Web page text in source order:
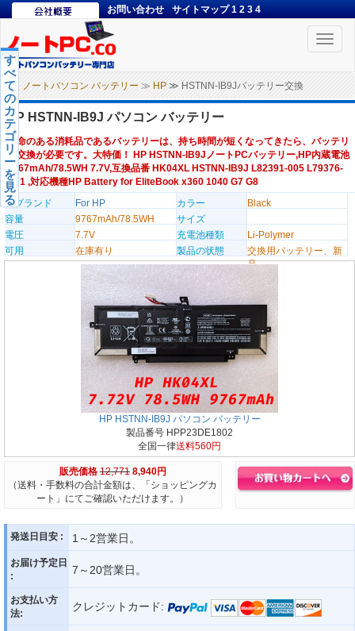
お問い合わせ サイトマップ 1 2 3 4
Toggle
ノートパソコン バッテリー ≫ HP ≫ HSTNN-IB9Jバッテリー交換
す
べ
て
の
カ
テ
ゴ
リ
ー
を
見
る
HP HSTNN-IB9J パソコン バッテリー
寿命のある消耗品であるバッテリーは、持ち時間が短くなってきたら、バッテリ
ー交換が必要です。大特価！ HP HSTNN-IB9JノートPCバッテリー,HP内蔵電池
9767mAh/78.5WH 7.7V,互換品番 HK04XL HSTNN-IB9J L82391-005 L79376-
1B1 ,対応機種HP Battery for EliteBook x360 1040 G7 G8
のブランド
For HP カラー
Black
容量
9767mAh/78.5WH
サイズ
電圧
7.7V 充電池種類
Li-Polymer
可用
在庫有り 製品の状態
交換用バッテリー、新
品
HP HSTNN-IB9J パソコン バッテリー
製品番号 HPP23DE1802
全国一律送料560円
販売価格 12,771 8,940円
（送料・手数料の合計金額は、「ショッピングカ
ート」にてご確認いただけます。）
発送日目安 : 1～2営業日。
お届け予定日
:
7～20営業日。
お支払い方
法:
クレジットカード: